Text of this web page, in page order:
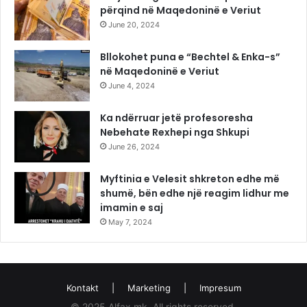
përqind në Maqedoninë e Veriut
June 20, 2024
Bllokohet puna e “Bechtel & Enka-s”
në Maqedoninë e Veriut
June 4, 2024
Ka ndërruar jetë profesoresha
Nebehate Rexhepi nga Shkupi
June 26, 2024
Myftinia e Velesit shkreton edhe më
shumë, bën edhe një reagim lidhur me
imamin e saj
May 7, 2024
Kontakt Marketing Impresum